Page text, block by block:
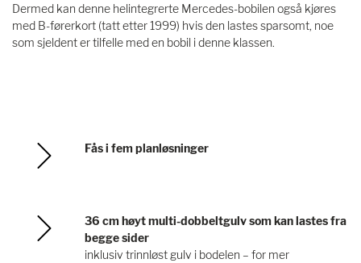
Dermed kan denne helintegrerte Mercedes-bobilen også kjøres
med B-førerkort (tatt etter 1999) hvis den lastes sparsomt, noe
som sjeldent er tilfelle med en bobil i denne klassen.
Fås i fem planløsninger
36 cm høyt multi-dobbeltgulv som kan lastes fra
begge sider
inklusiv trinnløst gulv i bodelen – for mer